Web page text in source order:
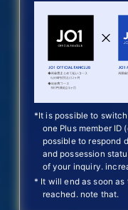
*It is possible to
one Plus member ID
possible to respond
and possession
of your inquiry.
* It will end as soon
reached. note that.